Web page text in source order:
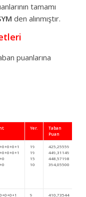
tamamı
den alınmıştır.
puanlarına
Yer.
Taban
Puan
19
19
15
10
425,25559
449,31149
448,57198
394,05500
9
410,73544